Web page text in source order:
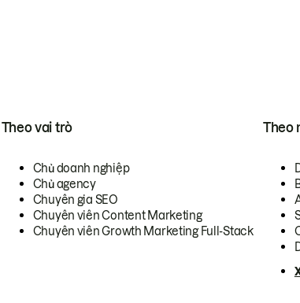
Theo vai trò
Chủ doanh nghiệp
Chủ agency
Chuyên gia SEO
Chuyên viên Content Marketing
Chuyên viên Growth Marketing Full-Stack
Theo